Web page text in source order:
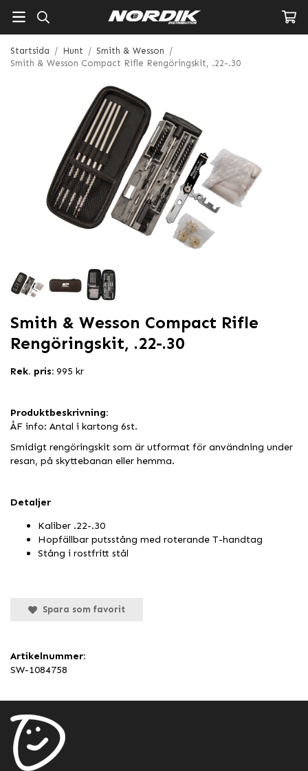
Startsida / Hunt / Smith & Wesson /
Smith & Wesson Compact Rifle Rengöringskit, .22-.30
Smith & Wesson Compact Rifle
Rengöringskit, .22-.30
Rek. pris: 995 kr
Produktbeskrivning:
ÅF info: Antal i kartong 6st.
Smidigt rengöringskit som är utformat för användning under
resan, på skyttebanan eller hemma.
Detaljer
Kaliber .22-.30
Hopfällbar putsstång med roterande T-handtag
Stång i rostfritt stål
Spara som favorit
Artikelnummer:
SW-1084758